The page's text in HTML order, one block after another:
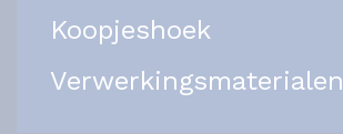
Koopjeshoek
Verwerkingsmaterialen